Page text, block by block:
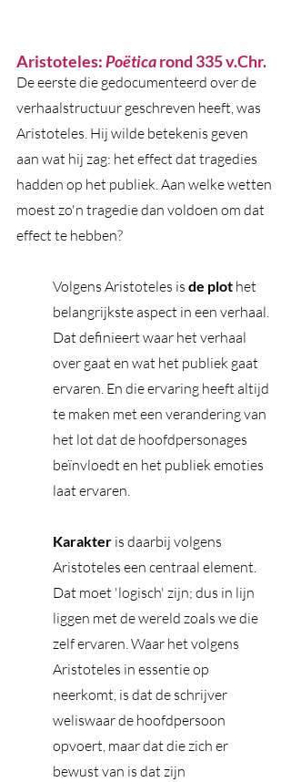
Aristoteles: Poëtica rond 335 v.Chr.
De eerste die gedocumenteerd over de
verhaalstructuur geschreven heeft, was
Aristoteles. Hij wilde betekenis geven
aan wat hij zag: het effect dat tragedies
hadden op het publiek. Aan welke wetten
moest zo'n tragedie dan voldoen om dat
effect te hebben?
Volgens Aristoteles is de plot het
belangrijkste aspect in een verhaal.
Dat definieert waar het verhaal
over gaat en wat het publiek gaat
ervaren. En die ervaring heeft altijd
te maken met een verandering van
het lot dat de hoofdpersonages
beïnvloedt en het publiek emoties
laat ervaren.
Karakter is daarbij volgens
Aristoteles een centraal element.
Dat moet 'logisch' zijn; dus in lijn
liggen met de wereld zoals we die
zelf ervaren. Waar het volgens
Aristoteles in essentie op
neerkomt, is dat de schrijver
weliswaar de hoofdpersoon
opvoert, maar dat die zich er
bewust van is dat zijn